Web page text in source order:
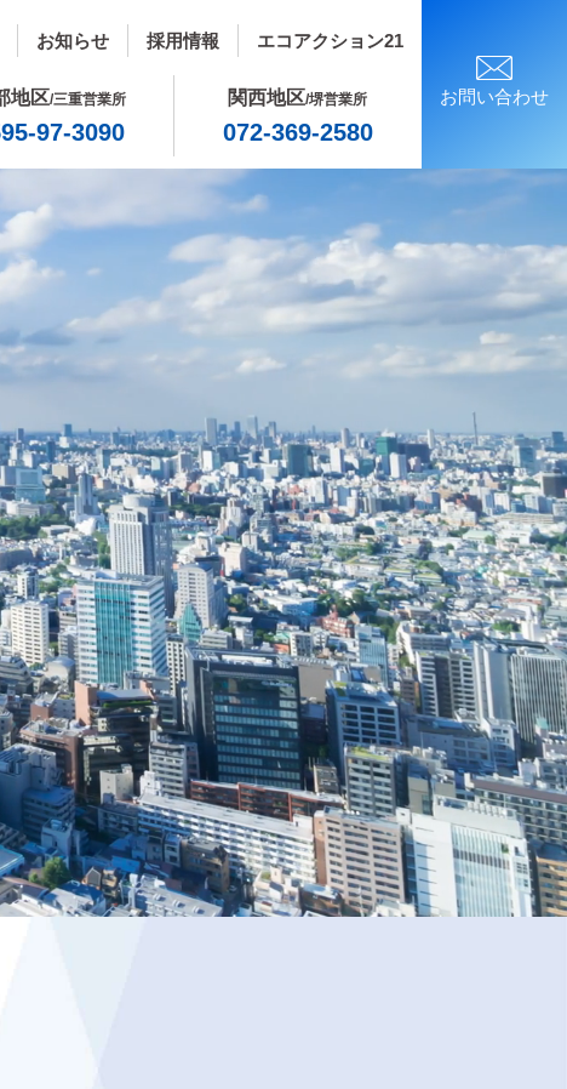
お知らせ 採用情報 エコアクション21
地区/三重営業所
97-3090
関西地区/堺営業所
072-369-2580
お問い合わせ